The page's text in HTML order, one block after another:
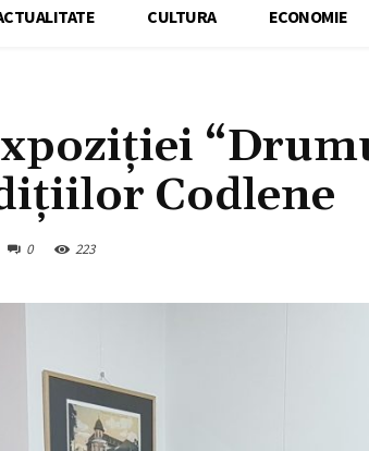
CULTURA ECONOMIE
Codlene
0 223